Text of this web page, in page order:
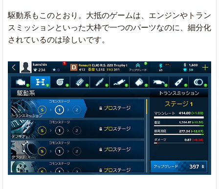
駆動系もこのとおり。大抵のゲームは、エンジンやトラン
スミッションといった大枠で一つのパーツなのに、細分化
されているのは珍しいです。